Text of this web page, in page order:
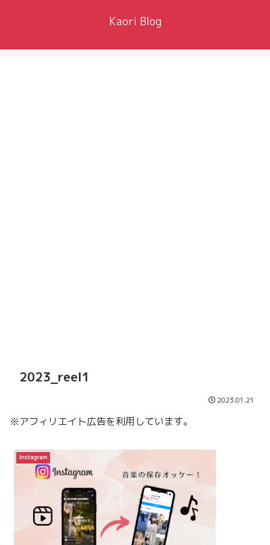
Kaori Blog
2023_reel1
2023.01.21
※アフィリエイト広告を利用しています。